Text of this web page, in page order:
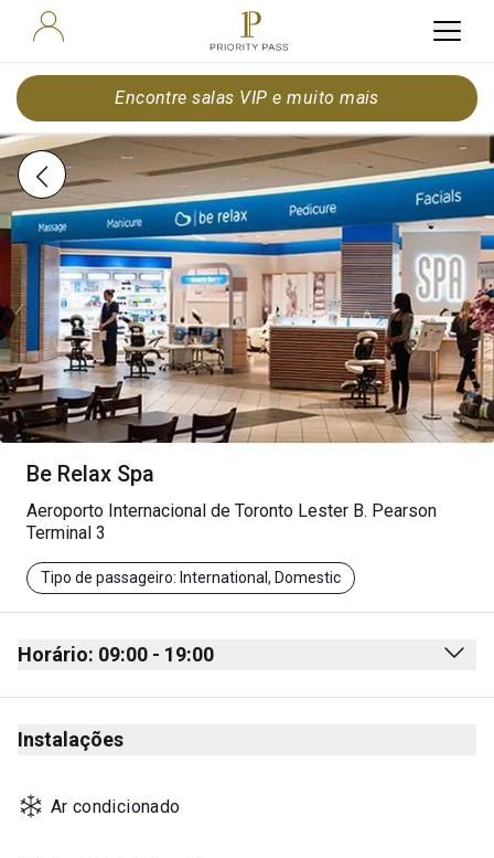
Encontre salas VIP e muito mais
Be Relax Spa
Aeroporto Internacional de Toronto Lester B. Pearson
Terminal 3
Tipo de passageiro: International, Domestic
Horário: 09:00 - 19:00
Monday 09:00 - 19:00
Tuesday
Thursday
Instalações
Ar condicionado